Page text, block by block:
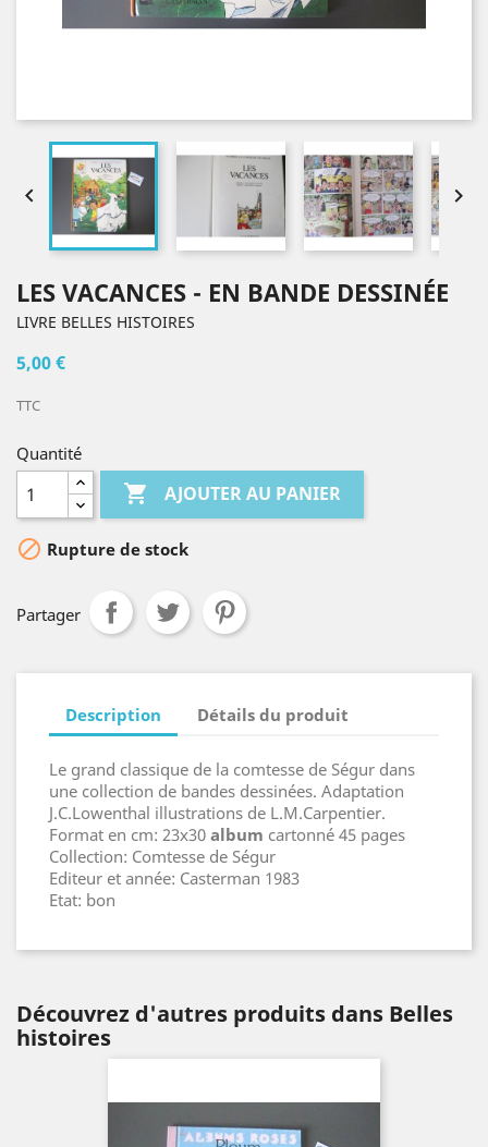
 
LES VACANCES - EN BANDE DESSINÉE
LIVRE BELLES HISTOIRES
5,00 €
TTC
Quantité
 AJOUTER AU PANIER
 Rupture de stock
Partager
Description Détails du produit
Le grand classique de la comtesse de Ségur dans
une collection de bandes dessinées. Adaptation
J.C.Lowenthal illustrations de L.M.Carpentier.
Format en cm: 23x30 album cartonné 45 pages
Collection: Comtesse de Ségur
Editeur et année: Casterman 1983
Etat: bon
Découvrez d'autres produits dans Belles
histoires